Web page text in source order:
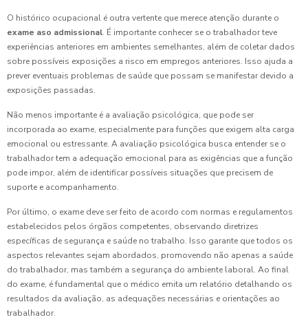
O histórico ocupacional é outra vertente que merece atenção durante o
exame aso admissional. É importante conhecer se o trabalhador teve
experiências anteriores em ambientes semelhantes, além de coletar dados
sobre possíveis exposições a risco em empregos anteriores. Isso ajuda a
prever eventuais problemas de saúde que possam se manifestar devido a
exposições passadas.
Não menos importante é a avaliação psicológica, que pode ser
incorporada ao exame, especialmente para funções que exigem alta carga
emocional ou estressante. A avaliação psicológica busca entender se o
trabalhador tem a adequação emocional para as exigências que a função
pode impor, além de identificar possíveis situações que precisem de
suporte e acompanhamento.
Por último, o exame deve ser feito de acordo com normas e regulamentos
estabelecidos pelos órgãos competentes, observando diretrizes
específicas de segurança e saúde no trabalho. Isso garante que todos os
aspectos relevantes sejam abordados, promovendo não apenas a saúde
do trabalhador, mas também a segurança do ambiente laboral. Ao final
do exame, é fundamental que o médico emita um relatório detalhando os
resultados da avaliação, as adequações necessárias e orientações ao
trabalhador.